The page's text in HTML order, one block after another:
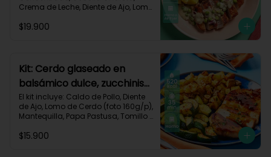
Crema de Leche, Diente de Ajo, Lomo
Mostaza Dijon, Papa Criolla,
Carbohidratos 58g | Grasas 38g |
Proteínas 44g
$19.900
Kit: Cerdo glaseado en
balsámico dulce, zucchinis
y papas al tomillo-57
El kit incluye: Caldo de Pollo, Diente
de Ajo, Lomo de Cerdo (foto 160g/p),
Mantequilla, Papa Pastusa, Tomillo
Verde, Receta Impresa.
$15.900